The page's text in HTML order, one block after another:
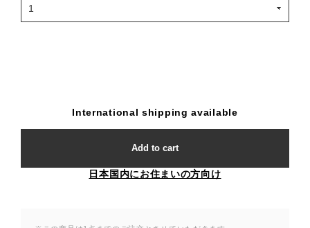
International shipping available
Add to cart
日本国内にお住まいの方向け